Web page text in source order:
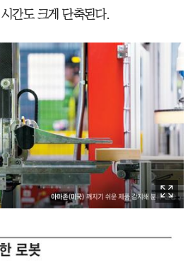
간도 크게 단축된다.